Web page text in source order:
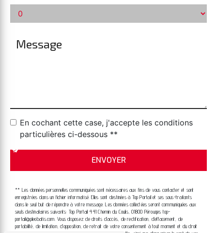
En cochant cette case, j'accepte les conditions
particulières ci-dessous **
ENVOYER
** Les données personnelles communiquées sont nécessaires aux fins de vous contacter et sont
enregistrées dans un fichier informatisé. Elles sont destinées à Top Portail et ses sous-traitants
dans le seul but de répondre à votre message. Les données collectées seront communiquées aux
seuls destinataires suivants: Top Portail 441 Chemin du Coulis, 01800 Pérouges top-
portail@pleobatis.com. Vous disposez de droits d’accès, de rectification, d’effacement, de
portabilité, de limitation, d’opposition, de retrait de votre consentement à tout moment et du droit